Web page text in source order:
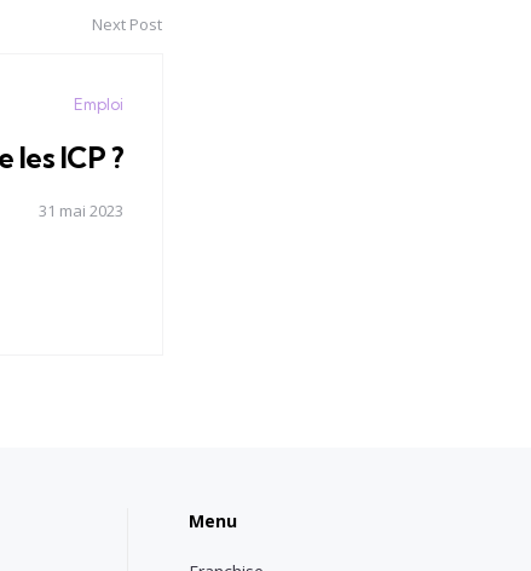
Next Post
Emploi
les ICP ?
31 mai 2023
Menu